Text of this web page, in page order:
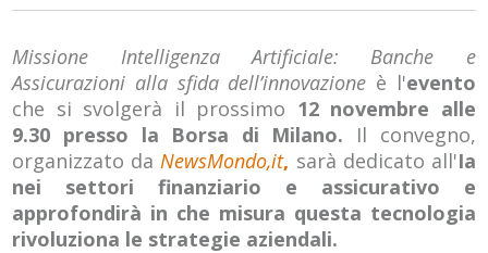
Missione Intelligenza Artificiale: Banche e
Assicurazioni alla sfida dell’innovazione è l'evento
che si svolgerà il prossimo 12 novembre alle
9.30 presso la Borsa di Milano. Il convegno,
organizzato daNewsMondo,it, sarà dedicato all'Ia
nei settori finanziario e assicurativo e
approfondirà in che misura questa tecnologia
rivoluziona le strategie aziendali.